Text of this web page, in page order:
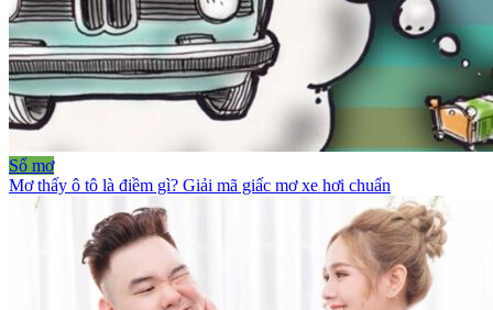
Sổ mơ
Mơ thấy ô tô là điềm gì? Giải mã giấc mơ xe hơi chuẩn